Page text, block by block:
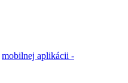
mobilnej aplikácii -